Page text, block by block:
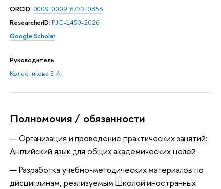
ORCID: 0009-0009-6722-0853
ResearcherID: PJC-1450-2026
Google Scholar
Руководитель
Колесникова Е. А.
Полномочия / обязанности
Организация и проведение практических занятий:
Английский язык для общих академических целей
Разработка учебно-методических материалов по
дисциплинам, реализуемым Школой иностранных